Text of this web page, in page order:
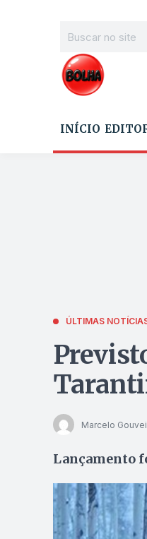
INÍCIO
ÚLTIMAS
Marcelo
Lançamento